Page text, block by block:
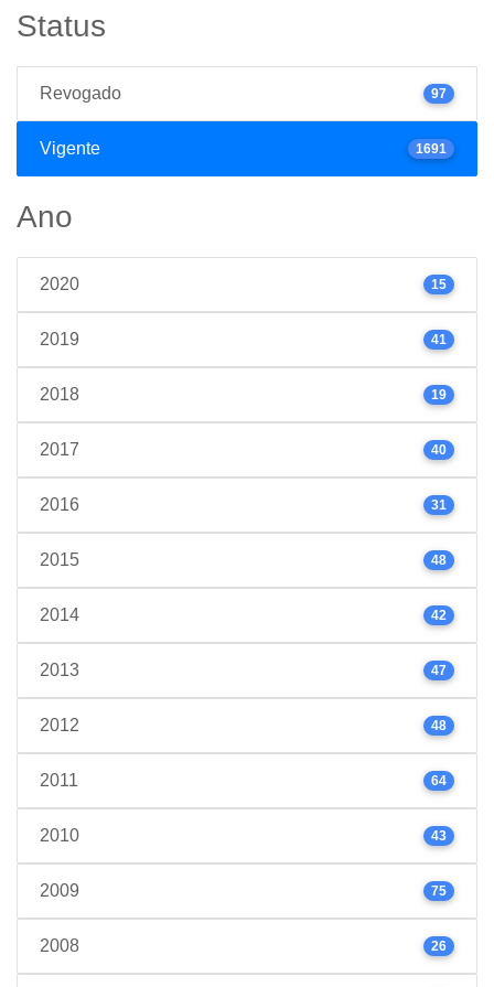
Status
Revogado 97
Vigente 1691
Ano
2020 15
2019 41
2018 19
2017 40
2016 31
2015 48
2014 42
2013 47
2012 48
2011 64
2010 43
2009 75
2008 26